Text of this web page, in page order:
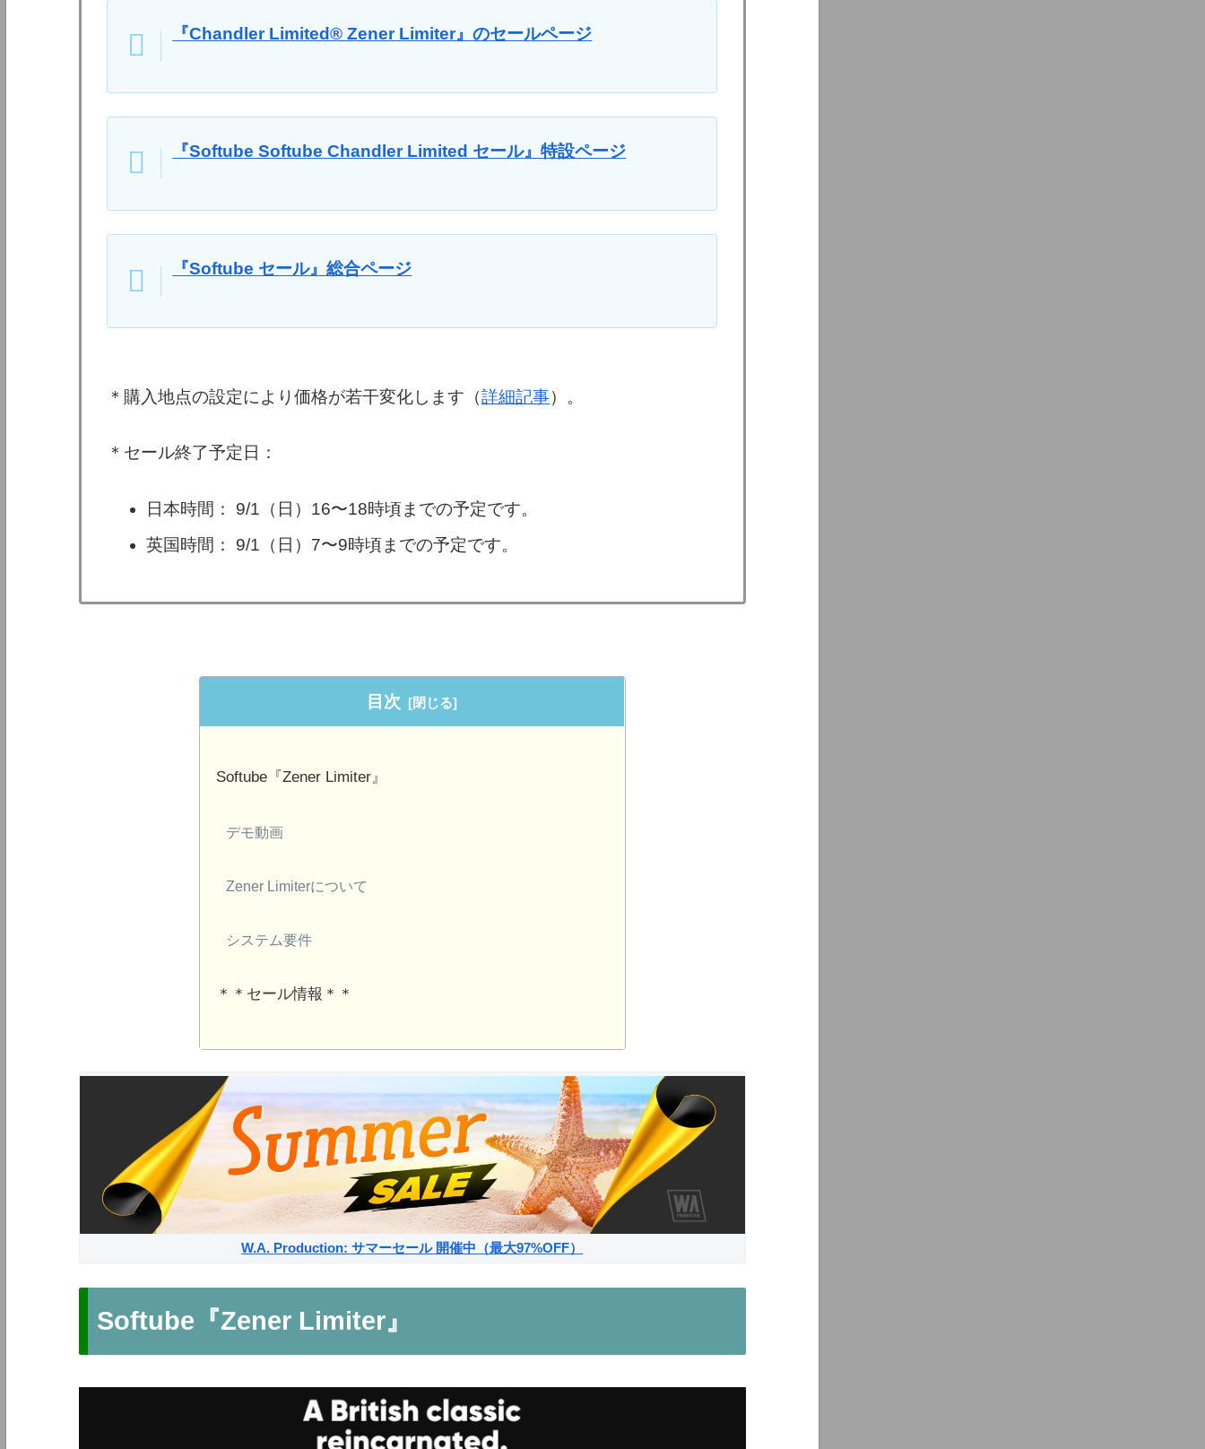
『Chandler Limited® Zener Limiter』のセールページ
『Softube Softube Chandler Limited セール』特設ページ
『Softube セール』総合ページ
＊購入地点の設定により価格が若干変化します（詳細記事）。
＊セール終了予定日：
日本時間： 9/1（日）16〜18時頃までの予定です。
英国時間： 9/1（日）7〜9時頃までの予定です。
目次
Softube『Zener Limiter』
デモ動画
Zener Limiterについて
システム要件
＊＊セール情報＊＊
W.A. Production: サマーセール 開催中（最大97%OFF）
Softube『Zener Limiter』